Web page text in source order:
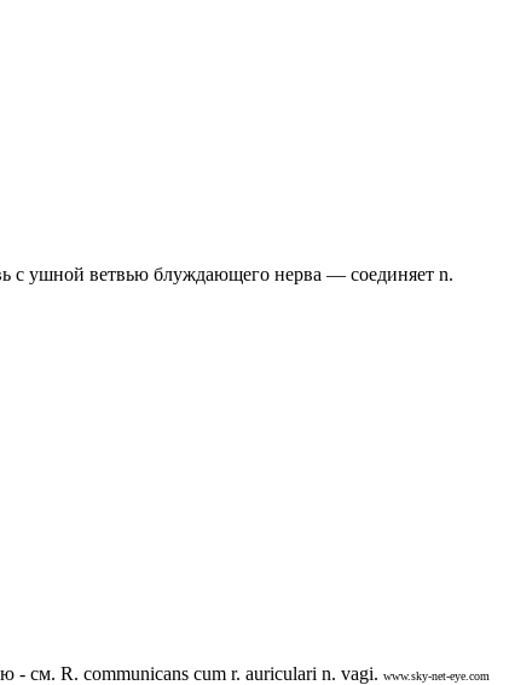
с ушной ветвью блуждающего нерва — соединяет n.
- см. R. communicans cum r. auriculari n. vagi. www.sky-net-eye.com